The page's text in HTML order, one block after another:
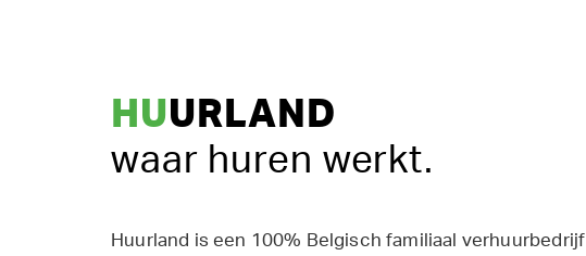
HUURLAND
waar huren werkt.
Huurland is een 100% Belgisch familiaal verhuurbedrijf